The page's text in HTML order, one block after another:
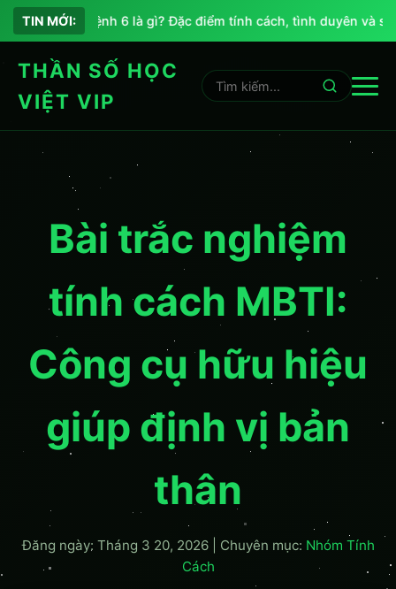
TIN MỚI:
Chỉ số sứ mệnh 6 là gì? Đặc điểm tính cách, tình duyên và sự
THẦN SỐ HỌC
VIỆT VIP
Bài trắc nghiệm
tính cách MBTI:
Công cụ hữu hiệu
giúp định vị bản
thân
Đăng ngày: Tháng 3 20, 2026| Chuyên mục: Nhóm Tính
Cách